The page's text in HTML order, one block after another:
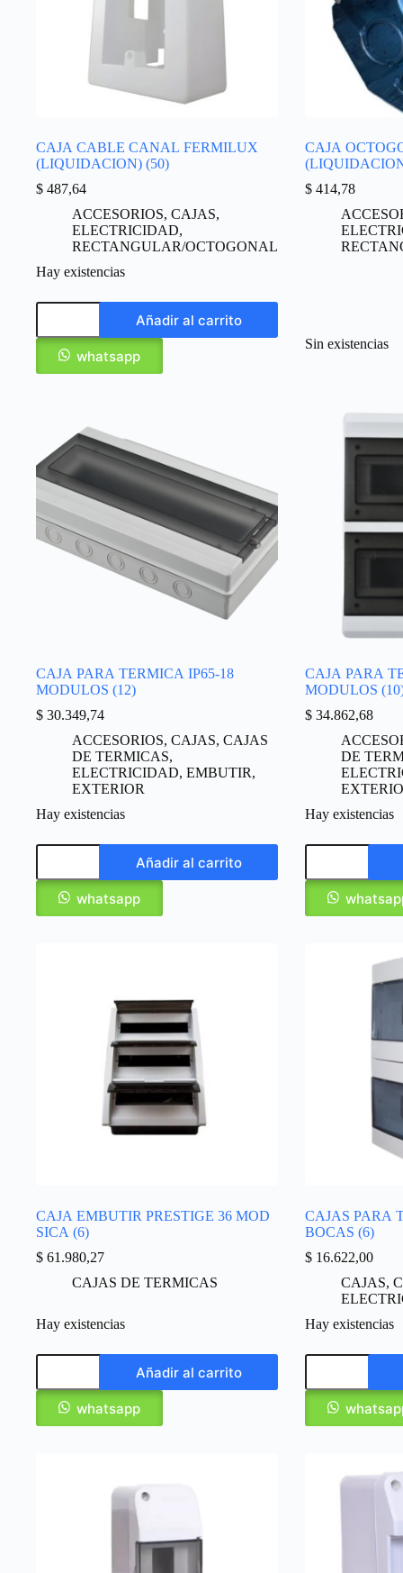
CAJA CABLE CANAL FERMILUX
(LIQUIDACION) (50)
$ 487,64
ACCESORIOS, CAJAS,
ELECTRICIDAD,
RECTANGULAR/OCTOGONAL
Hay existencias
Añadir al carrito
whatsapp
CAJA
$ 414,78
Sin existencias
CAJA PARA TERMICA IP65-18
MODULOS (12)
$ 30.349,74
ACCESORIOS, CAJAS, CAJAS
DE TERMICAS,
ELECTRICIDAD, EMBUTIR,
EXTERIOR
Hay existencias
Añadir al carrito
whatsapp
CAJA PARA
MODULOS
$ 34.862,68
DE
Hay existencias
CAJA EMBUTIR PRESTIGE 36 MOD
SICA (6)
$ 61.980,27
CAJAS DE TERMICAS
Hay existencias
Añadir al carrito
whatsapp
CAJAS PARA
BOCAS (6)
$ 16.622,00
CAJAS,
Hay existencias